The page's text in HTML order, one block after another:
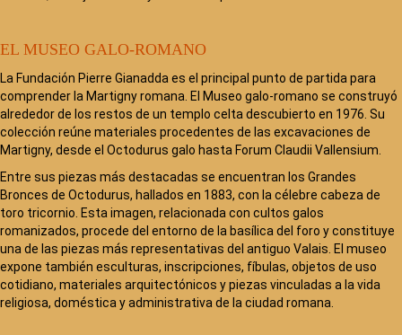
EL MUSEO GALO-ROMANO
La Fundación Pierre Gianadda es el principal punto de partida para
comprender la Martigny romana. El Museo galo-romano se construyó
alrededor de los restos de un templo celta descubierto en 1976. Su
colección reúne materiales procedentes de las excavaciones de
Martigny, desde el Octodurus galo hasta Forum Claudii Vallensium.
Entre sus piezas más destacadas se encuentran los Grandes
Bronces de Octodurus, hallados en 1883, con la célebre cabeza de
toro tricornio. Esta imagen, relacionada con cultos galos
romanizados, procede del entorno de la basílica del foro y constituye
una de las piezas más representativas del antiguo Valais. El museo
expone también esculturas, inscripciones, fíbulas, objetos de uso
cotidiano, materiales arquitectónicos y piezas vinculadas a la vida
religiosa, doméstica y administrativa de la ciudad romana.